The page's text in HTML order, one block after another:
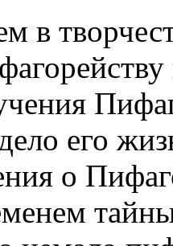
в
его
о